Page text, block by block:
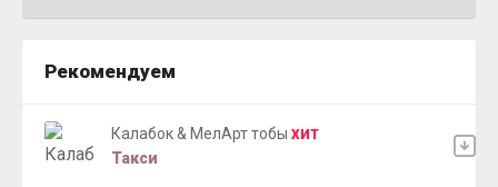
Рекомендуем
Калабок & МелАрт тобы ХИТ
Такси